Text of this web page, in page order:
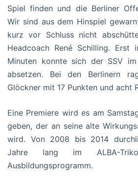
Spiel finden und die Berliner
Wir sind aus dem Hinspiel
kurz vor Schluss nicht
Headcoach René Schilling.
Minuten konnte sich der SSV
absetzen. Bei den Berlinern
Glöckner mit 17 Punkten und acht
Eine Premiere wird es am
geben, der an seine alte
wird. Von 2008 bis 2014
Jahre lang im ALBA-
Ausbildungsprogramm.